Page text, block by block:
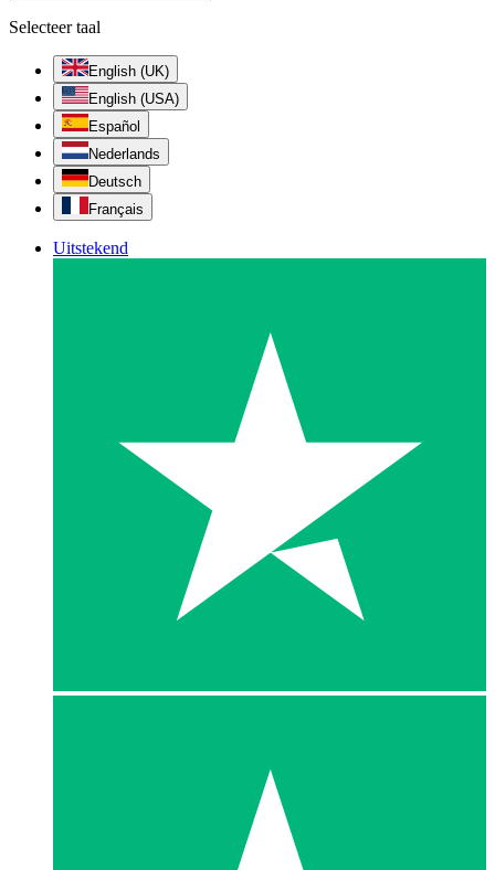
Selecteer taal
English (UK)
English (USA)
Español
Nederlands
Deutsch
Français
Uitstekend